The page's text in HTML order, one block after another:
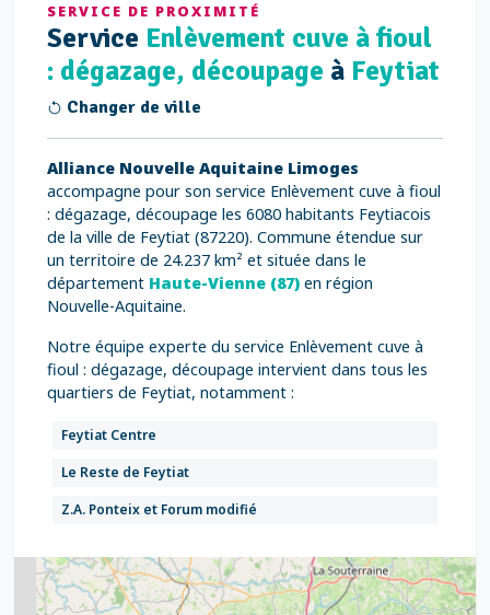
SERVICE DE PROXIMITÉ
Service Enlèvement cuve à fioul
: dégazage, découpage à Feytiat
Changer de ville
Alliance Nouvelle Aquitaine Limoges
accompagne pour son service Enlèvement cuve à fioul
: dégazage, découpage les 6080 habitants Feytiacois
de la ville de Feytiat (87220). Commune étendue sur
un territoire de 24.237 km² et située dans le
département Haute-Vienne (87) en région
Nouvelle-Aquitaine.
Notre équipe experte du service Enlèvement cuve à
fioul : dégazage, découpage intervient dans tous les
quartiers de Feytiat, notamment :
Feytiat Centre
Le Reste de Feytiat
Z.A. Ponteix et Forum modifié
2